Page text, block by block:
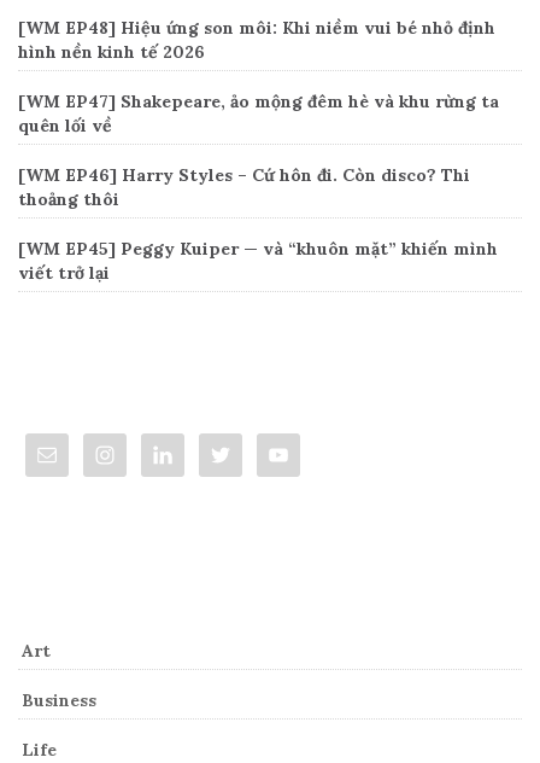
[WM EP48] Hiệu ứng son môi: Khi niềm vui bé nhỏ định
hình nền kinh tế 2026
[WM EP47] Shakepeare, ảo mộng đêm hè và khu rừng ta
quên lối về
[WM EP46] Harry Styles – Cứ hôn đi. Còn disco? Thi
thoảng thôi
[WM EP45] Peggy Kuiper — và “khuôn mặt” khiến mình
viết trở lại
Art
Business
Life